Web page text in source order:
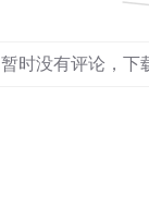
暂时没有评论，下